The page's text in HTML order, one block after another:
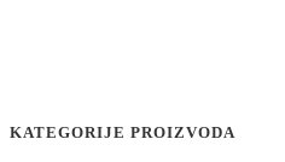
KATEGORIJE PROIZVODA